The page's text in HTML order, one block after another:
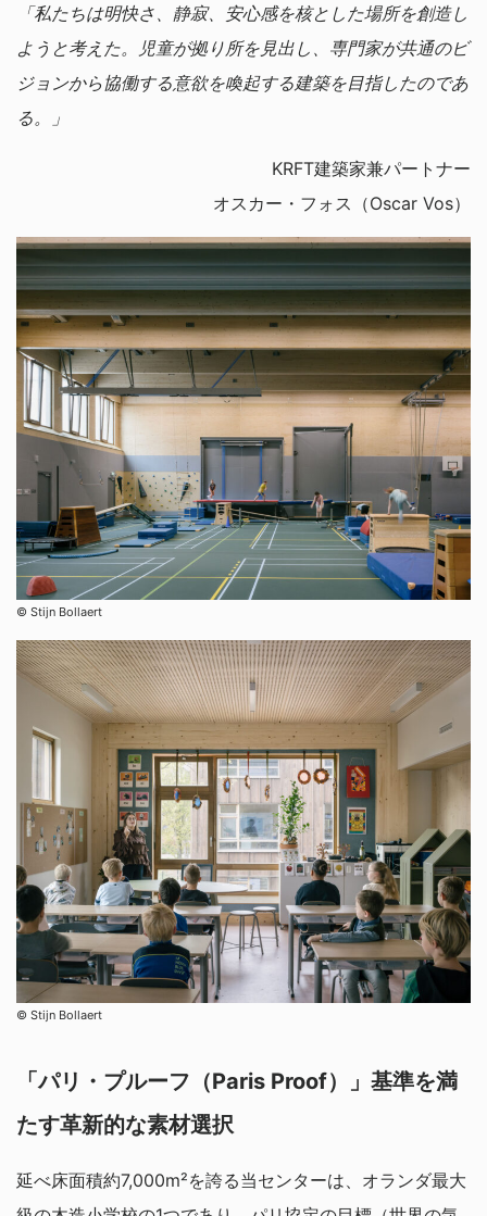
「私たちは明快さ、静寂、安心感を核とした場所を創造し
ようと考えた。児童が拠り所を見出し、専門家が共通のビ
ジョンから協働する意欲を喚起する建築を目指したのであ
る。」
KRFT建築家兼パートナー
オスカー・フォス（Oscar Vos）
©︎ Stijn Bollaert
©︎ Stijn Bollaert
「パリ・プルーフ（Paris Proof）」基準を満
たす革新的な素材選択
延べ床面積約7,000m²を誇る当センターは、オランダ最大